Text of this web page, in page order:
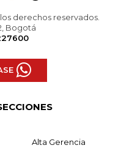
derechos reservados.
Bogotá
Alta Gerencia